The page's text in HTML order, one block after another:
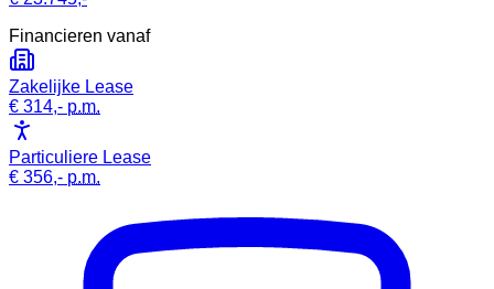
Financieren vanaf
Zakelijke Lease
€ 314,- p.m.
Particuliere Lease
€ 356,- p.m.